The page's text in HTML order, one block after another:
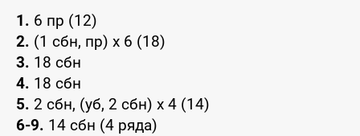
1. 6 пр (12)
2. (1 сбн, пр) x 6 (18)
3. 18 сбн
4. 18 сбн
5. 2 сбн, (уб, 2 сбн) x 4 (14)
6-9. 14 сбн (4 ряда)